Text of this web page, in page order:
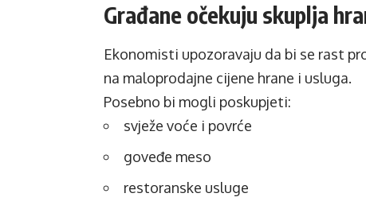
Građane očekuju skuplja
Ekonomisti upozoravaju da bi se rast
na maloprodajne cijene hrane i usluga.
Posebno bi mogli poskupjeti:
svježe voće i povrće
goveđe meso
restoranske usluge